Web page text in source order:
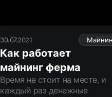
30.07.2021
Как работает
майнинг ферма
Время не стоит на месте, и
каждый раз денежные